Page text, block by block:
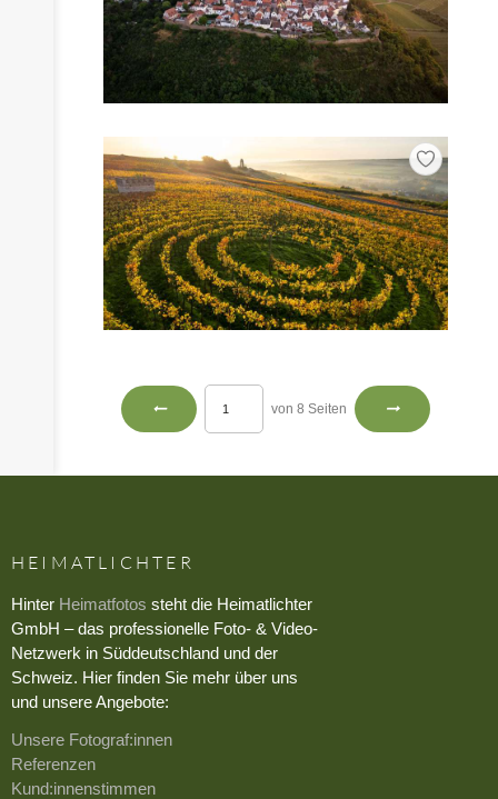
von 8 Seiten
HEIMATLICHTER
Hinter Heimatfotos steht die Heimatlichter
GmbH – das professionelle Foto- & Video-
Netzwerk in Süddeutschland und der
Schweiz. Hier finden Sie mehr über uns
und unsere Angebote:
Unsere Fotograf:innen
Referenzen
Kund:innenstimmen